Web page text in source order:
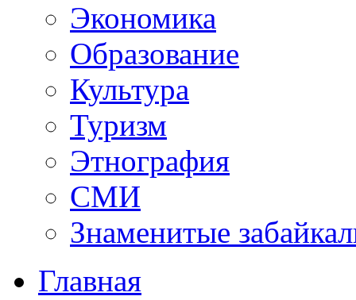
Экономика
Образование
Культура
Туризм
Этнография
СМИ
Знаменитые
Главная